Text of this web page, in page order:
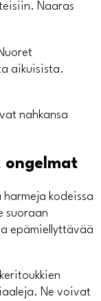
Naaras
aikuisista.
nahkansa
ongelmat
kodeissa
suoraan
epämiellyttävää
Ne voivat